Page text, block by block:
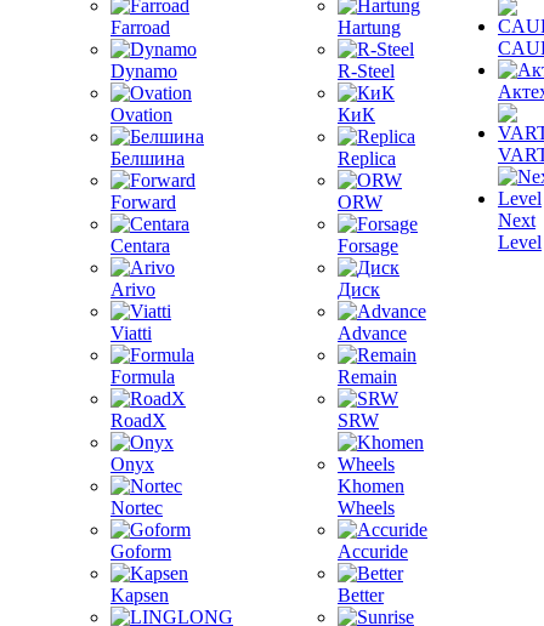
Farroad
Dynamo
Ovation
Белшина
Forward
Centara
Arivo
Viatti
Formula
RoadX
Onyx
Nortec
Goform
Kapsen
Hartung
R-Steel
КиК
Replica
ORW
Forsage
Диск
Advance
Remain
SRW
Khomen
Wheels
Accuride
Better
Next
Level